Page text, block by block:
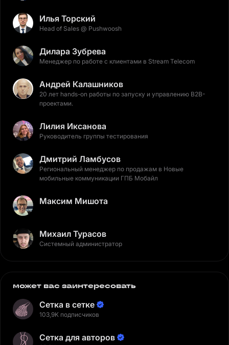
Илья Торский
Head of Sales @ Pushwoosh
Дилара Зубрева
Менеджер по работе с клиентами в Stream Telecom
Андрей Калашников
20 лет hands-on работы по запуску и управлению B2B-
проектами.
Лилия Иксанова
Руководитель группы тестирования
Дмитрий Ламбусов
Региональный менеджер по продажам в Новые
мобильные коммуникации ГПБ Мобайл
Максим Мишота
Михаил Турасов
Системный администратор
может вас заинтересовать
Сетка в сетке
103,9K подписчиков
Сетка для авторов